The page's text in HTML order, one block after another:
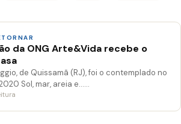
da ONG Arte&Vida recebe o
de Quissamã (RJ), foi o contemplado no
Sol, mar, areia e……